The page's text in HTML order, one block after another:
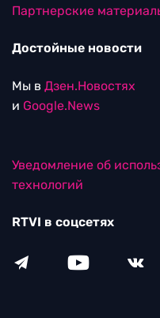
Партнерские
Достойные новости
Мы в Дзен.Новостях
и Google.News
Уведомление об
технологий
RTVI в соцсетях